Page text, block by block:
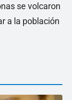
se volcaron
a la población